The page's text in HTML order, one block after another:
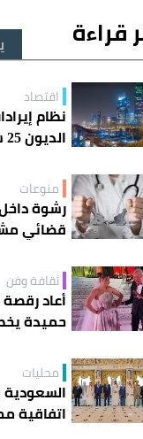
قراءة
اقتصاد
نظام
منوعات
رشوة
قضائي
ثقافة وفن
حميدة
محليات
السعودية
اتفاقية